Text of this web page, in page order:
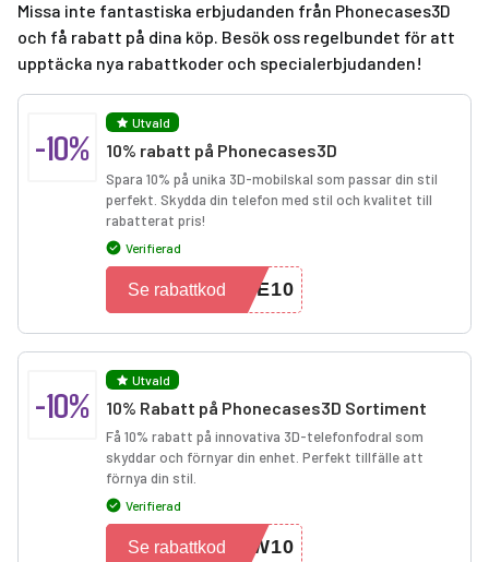
Missa inte fantastiska erbjudanden från Phonecases3D
och få rabatt på dina köp. Besök oss regelbundet för att
upptäcka nya rabattkoder och specialerbjudanden!
-10%
Utvald
10% rabatt på Phonecases3D
Spara 10% på unika 3D-mobilskal som passar din stil
perfekt. Skydda din telefon med stil och kvalitet till
rabatterat pris!
Verifierad
NE10
Se rabattkod
-10%
Utvald
10% Rabatt på Phonecases3D Sortiment
Få 10% rabatt på innovativa 3D-telefonfodral som
skyddar och förnyar din enhet. Perfekt tillfälle att
förnya din stil.
Verifierad
-W10
Se rabattkod